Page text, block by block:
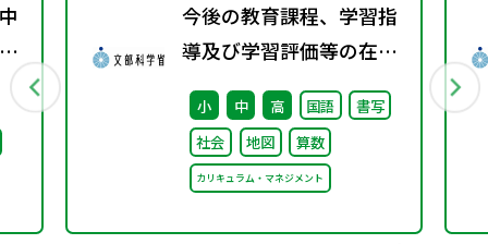
今後の教育課程、学習指
導及び学習評価等の在り
方に関する有識者検討会
の論点整理を掲載しまし
た
小 中 高 国語
書写
社会
地図 算数
カリキュラム・マネジメント